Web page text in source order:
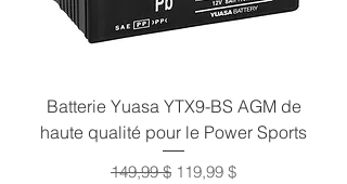
Batterie Yuasa YTX9-BS AGM de
haute qualité pour le Power Sports
Prix original
149,99 $ Prix promotionnel
119,99 $